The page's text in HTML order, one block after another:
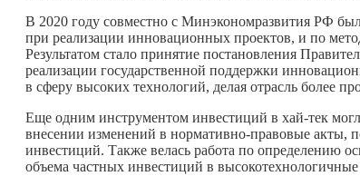
В 2020 году совместно с Минэкономразвития РФ
при реализации инновационных проектов, и по
Результатом стало принятие постановления
реализации государственной поддержки
в сферу высоких технологий, делая отрасль более
Еще одним инструментом инвестиций в хай-тек
внесении изменений в нормативно-правовые акты,
инвестиций. Также велась работа по определению
объема частных инвестиций в